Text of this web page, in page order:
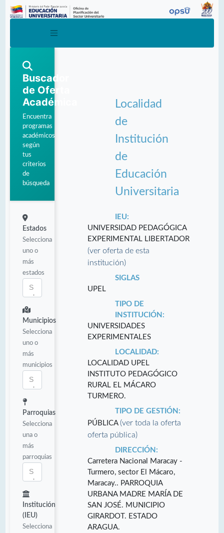
Buscador
de Oferta
Académica
Encuentra
programas
académicos
según
tus
criterios
de
búsqueda
Estados
Selecciona
uno o
más
estados
Municipios
Selecciona
uno o
más
municipios
Parroquias
Selecciona
una o
más
parroquias
Institución
(IEU)
Selecciona
Localidad
de
Institución
de
Educación
Universitaria
IEU:
UNIVERSIDAD PEDAGÓGICA
EXPERIMENTAL LIBERTADOR
(ver oferta de esta
institución)
SIGLAS
UPEL
TIPO DE
INSTITUCIÓN:
UNIVERSIDADES
EXPERIMENTALES
LOCALIDAD:
LOCALIDAD UPEL
INSTITUTO PEDAGÓGICO
RURAL EL MÁCARO
TURMERO.
TIPO DE GESTIÓN:
PÚBLICA (ver toda la oferta
oferta pública)
DIRECCIÓN:
Carretera Nacional Maracay -
Turmero, sector El Mácaro,
Maracay.. PARROQUIA
URBANA MADRE MARÍA DE
SAN JOSÉ. MUNICIPIO
GIRARDOT. ESTADO
ARAGUA.